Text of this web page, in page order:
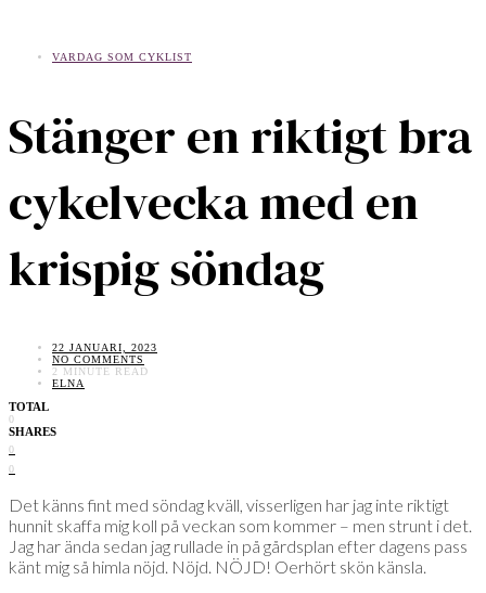
VARDAG SOM CYKLIST
Stänger en riktigt bra
cykelvecka med en
krispig söndag
22 JANUARI, 2023
NO COMMENTS
2 MINUTE READ
ELNA
TOTAL
0
SHARES
0
0
Det känns fint med söndag kväll, visserligen har jag inte riktigt
hunnit skaffa mig koll på veckan som kommer – men strunt i det.
Jag har ända sedan jag rullade in på gårdsplan efter dagens pass
känt mig så himla nöjd. Nöjd. NÖJD! Oerhört skön känsla.